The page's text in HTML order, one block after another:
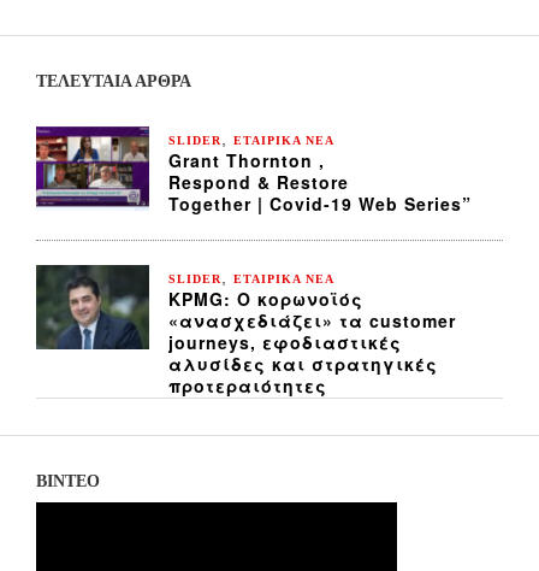
ΤΕΛΕΥΤΑΙΑ ΆΡΘΡΑ
SLIDER, ΕΤΑΙΡΙΚΑ ΝΕΑ
Grant Thornton ,
Respond & Restore
Together | Covid-19 Web Series”
SLIDER, ΕΤΑΙΡΙΚΑ ΝΕΑ
KPMG: Ο κορωνοϊός
«ανασχεδιάζει» τα customer
journeys, εφοδιαστικές
αλυσίδες και στρατηγικές
προτεραιότητες
ΒΙΝΤΕΟ